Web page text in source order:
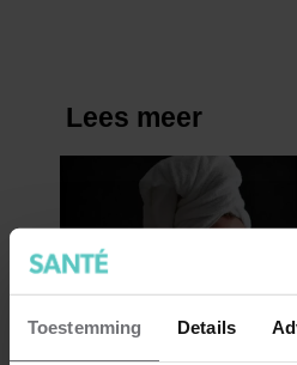
Toestemming Details